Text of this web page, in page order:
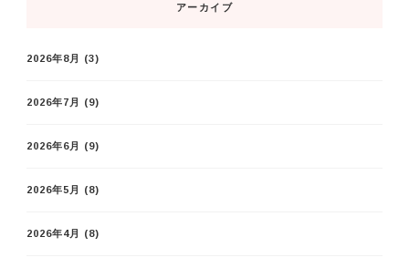
アーカイブ
2026年8月 (3)
2026年7月 (9)
2026年6月 (9)
2026年5月 (8)
2026年4月 (8)